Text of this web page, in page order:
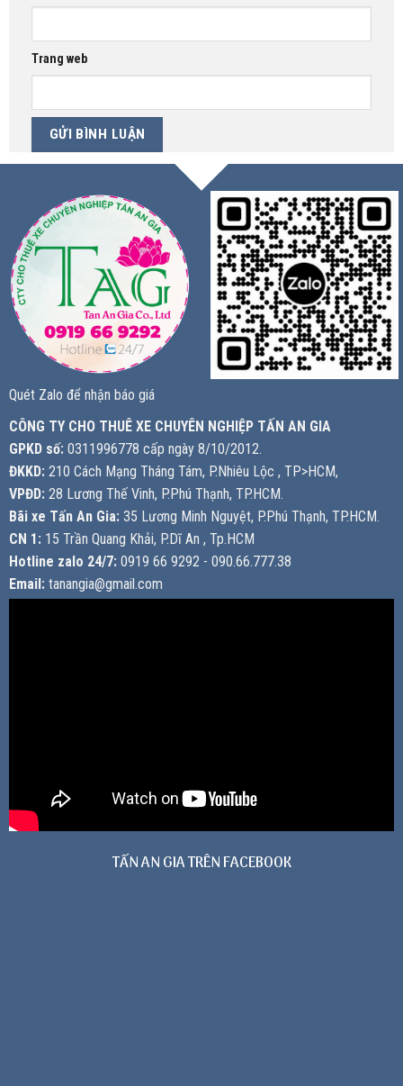
Trang web
Quét Zalo để nhận báo giá
CÔNG TY CHO THUÊ XE CHUYÊN NGHIỆP TẤN AN GIA
GPKD số: 0311996778 cấp ngày 8/10/2012.
ĐKKD: 210 Cách Mạng Tháng Tám, P.Nhiêu Lộc , TP>HCM,
VPĐD: 28 Lương Thế Vinh, P.Phú Thạnh, TP.HCM.
Bãi xe Tấn An Gia: 35 Lương Minh Nguyệt, P.Phú Thạnh, TP.HCM.
CN 1: 15 Trần Quang Khải, P.Dĩ An , Tp.HCM
Hotline zalo 24/7: 0919 66 9292 - 090.66.777.38
Email: tanangia@gmail.com
TẤN AN GIA TRÊN FACEBOOK